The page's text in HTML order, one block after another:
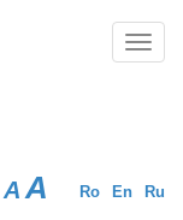
Ro En Ru
A A